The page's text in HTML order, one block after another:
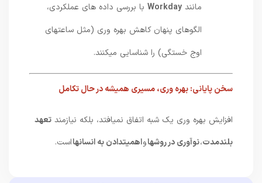
مانند Workday با بررسی داده های عملکردی،
الگوهای پنهان کاهش بهره وری (مثل ساعتهای
اوج خستگی) را شناسایی میکنند.
سخن پایانی: بهره وری، مسیری همیشه در حال تکامل
افزایش بهره وری یک شبه اتفاق نمیافتد، بلکه نیازمند تعهد
بلندمدت،نوآوری در روشهاواهمیتدادن به انسانهااست.